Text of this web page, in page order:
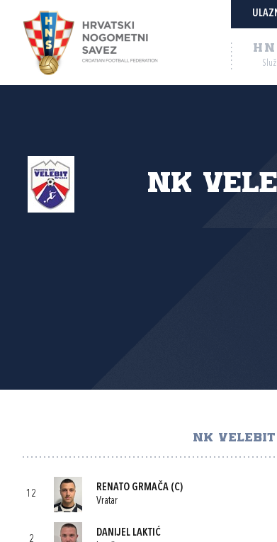
NK
NK VELEBIT
12
RENATO GRMAČA (C)
Vratar
2
DANIJEL LAKTIĆ